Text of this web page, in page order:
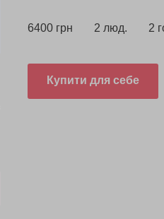
6400 грн 2 люд. 2
Купити для себе